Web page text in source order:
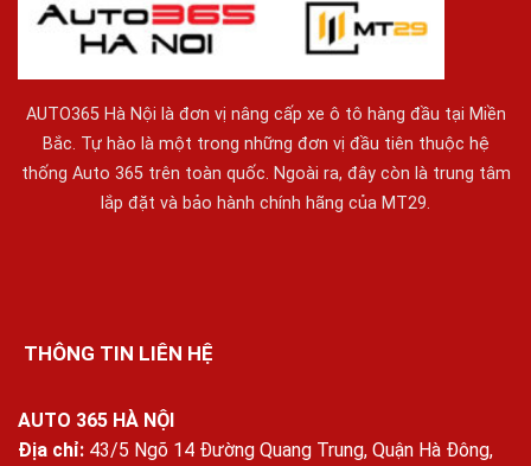
AUTO365 Hà Nội là đơn vị nâng cấp xe ô tô hàng đầu tại Miền
Bắc. Tự hào là một trong những đơn vị đầu tiên thuộc hệ
thống Auto 365 trên toàn quốc. Ngoài ra, đây còn là trung tâm
lắp đặt và bảo hành chính hãng của MT29.
THÔNG TIN LIÊN HỆ
AUTO 365 HÀ NỘI
Địa chỉ: 43/5 Ngõ 14 Đường Quang Trung, Quận Hà Đông,